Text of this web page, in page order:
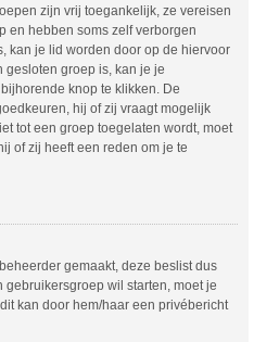
zijn vrij toegankelijk, ze vereisen
en hebben soms zelf verborgen
kan je lid worden door op de hiervoor
gesloten groep is, kan je je
knop te klikken. De
hij of zij vraagt mogelijk
tot een groep toegelaten wordt, moet
of zij heeft een reden om je te
gemaakt, deze beslist dus
wil starten, moet je
kan door hem/haar een privébericht